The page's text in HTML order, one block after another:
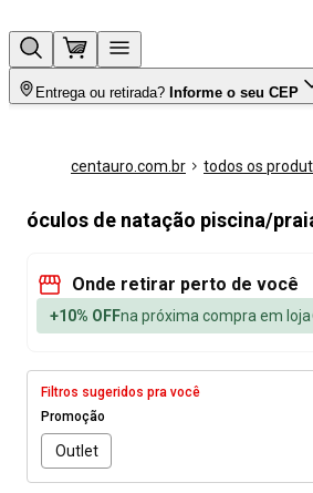
Entrega ou retirada? Informe o seu CEP
centauro.com.br todos os
óculos de natação piscina/
Onde retirar perto de você
+10% OFFna próxima compra em loja
Filtros sugeridos pra você
Promoção
Outlet